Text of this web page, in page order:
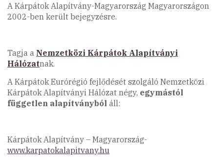
A Kárpátok Alapítvány-Magyarország Magyarországon
2002-ben került bejegyzésre.
Tagja a Nemzetközi Kárpátok Alapítványi
Hálózatnak.
A Kárpátok Eurórégió fejlődését szolgáló Nemzetközi
Kárpátok Alapítványi Hálózat négy, egymástól
független alapítványból áll:
Kárpátok Alapítvány – Magyarország-
www.karpatokalapitvany.hu